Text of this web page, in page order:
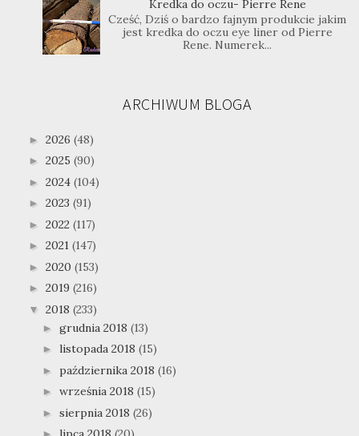
Kredka do oczu- Pierre Rene
Cześć, Dziś o bardzo fajnym produkcie jakim
jest kredka do oczu eye liner od Pierre
Rene. Numerek...
ARCHIWUM BLOGA
► 2026 (48)
► 2025 (90)
► 2024 (104)
► 2023 (91)
► 2022 (117)
► 2021 (147)
► 2020 (153)
► 2019 (216)
▼ 2018 (233)
► grudnia 2018 (13)
► listopada 2018 (15)
► października 2018 (16)
► września 2018 (15)
► sierpnia 2018 (26)